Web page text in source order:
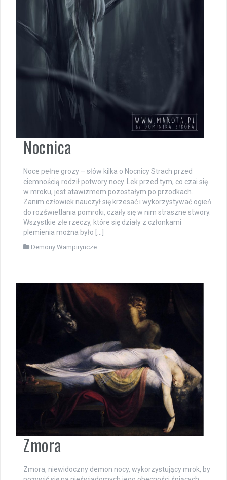
Nocnica
Noce pełne grozy – słów kilka o Nocnicy Strach przed
ciemnością rodził potwory nocy. Lek przed tym, co czai się
w mroku, jest atawizmem pozostałym po przodkach.
Zanim człowiek nauczył się krzesać i wykorzystywać ogień
do rozświetlania pomroki, czaiły się w nim straszne stwory.
Wszystkie złe rzeczy, które się działy z członkami
plemienia można było […]
Demony Wampiryncze
Zmora
Zmora, niewidoczny demon nocy, wykorzystujący mrok, by